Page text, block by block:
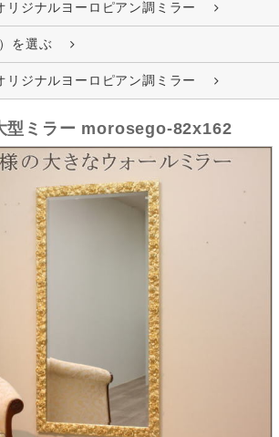
リジナルヨーロピアン調ミラー
を選ぶ
リジナルヨーロピアン調ミラー
型ミラー morosego-82x162